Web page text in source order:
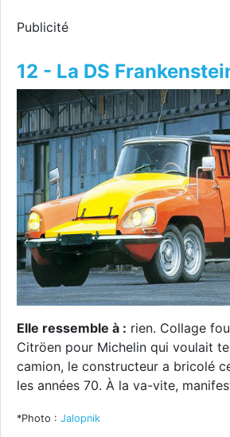
Publicité
12 - La DS
Elle ressemble à : rien. Collage
Citröen pour Michelin qui voulait
camion, le constructeur a bricolé
les années 70. À la va-vite,
*Photo : Jalopnik